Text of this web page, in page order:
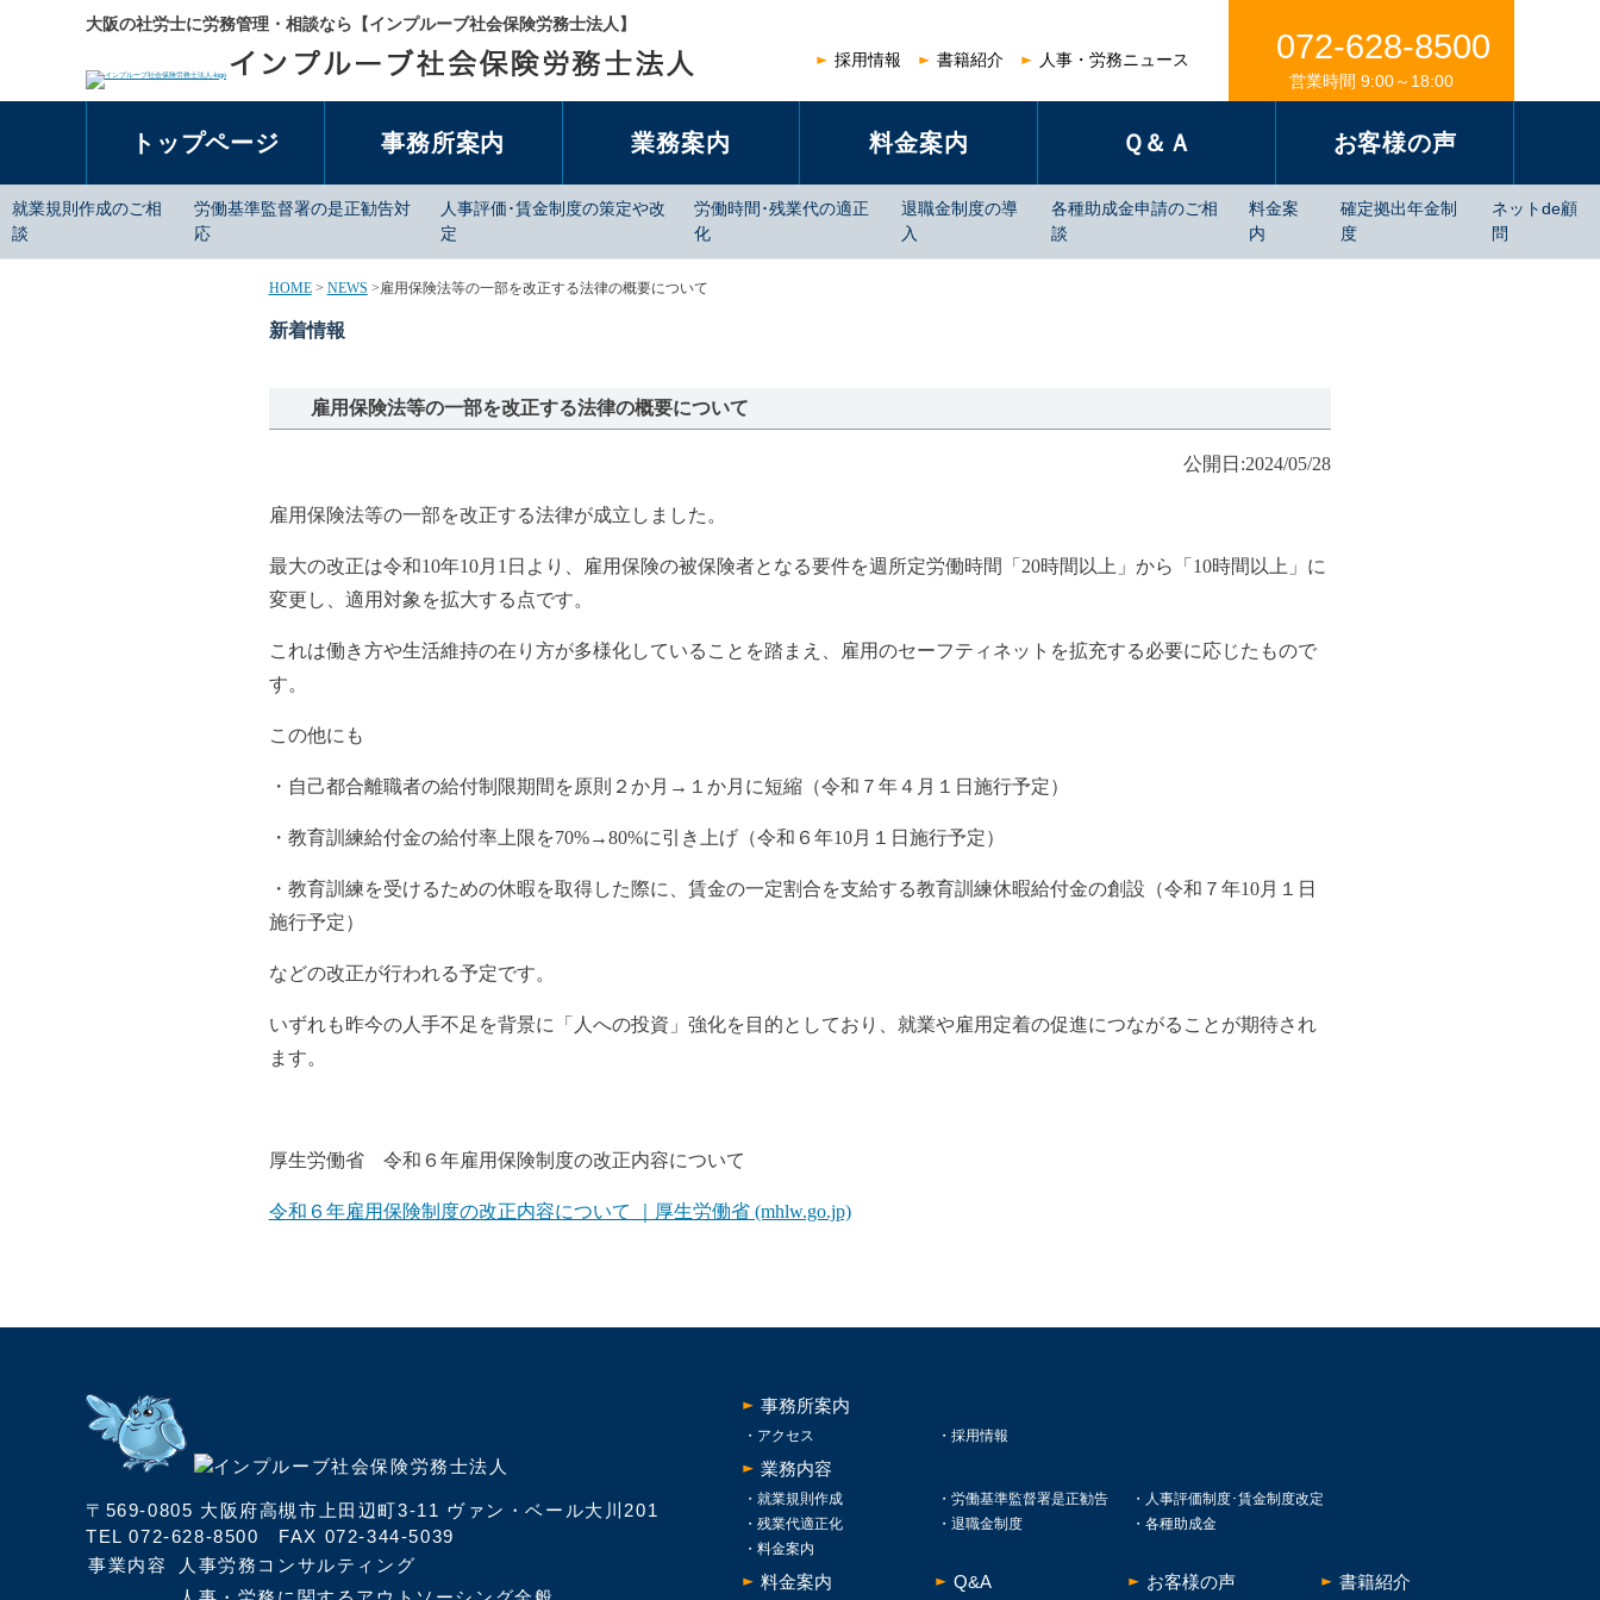
大阪の社労士に労務管理・相談なら【インプルーブ社会保険労務士法人】
採用情報
書籍紹介 人事・労務ニュース 072-628-8500
営業時間 9:00～18:00
トップページ 事務所案内 業務案内 料金案内 Ｑ＆Ａ お客様の声
就業規則作成のご相
談
労働基準監督署の是正勧告対
応
人事評価･賃金制度の策定や改
定
労働時間･残業代の適正
化
退職金制度の導
入
各種助成金申請のご相
談
料金案
内
確定拠出年金制
度
ネットde顧
問
HOME> NEWS >雇用保険法等の一部を改正する法律の概要について
新着情報
雇用保険法等の一部を改正する法律の概要について
公開日:2024/05/28
雇用保険法等の一部を改正する法律が成立しました。
最大の改正は令和10年10月1日より、雇用保険の被保険者となる要件を週所定労働時間「20時間以上」から「10時間以上」に
変更し、適用対象を拡大する点です。
これは働き方や生活維持の在り方が多様化していることを踏まえ、雇用のセーフティネットを拡充する必要に応じたもので
す。
この他にも
・自己都合離職者の給付制限期間を原則２か月→１か月に短縮（令和７年４月１日施行予定）
・教育訓練給付金の給付率上限を70%→80%に引き上げ（令和６年10月１日施行予定）
・教育訓練を受けるための休暇を取得した際に、賃金の一定割合を支給する教育訓練休暇給付金の創設（令和７年10月１日
施行予定）
などの改正が行われる予定です。
いずれも昨今の人手不足を背景に「人への投資」強化を目的としており、就業や雇用定着の促進につながることが期待され
ます。
厚生労働省 令和６年雇用保険制度の改正内容について
令和６年雇用保険制度の改正内容について ｜厚生労働省 (mhlw.go.jp)
〒569-0805 大阪府高槻市上田辺町3-11 ヴァン・ベール大川201
TEL072-628-8500 FAX 072-344-5039
事業内容
人事労務コンサルティング
事務所案内
アクセス 採用情報
業務内容
就業規則作成 労働基準監督署是正勧告
人事評価制度･賃金制度改定
残業代適正化
退職金制度
各種助成金
料金案内
料金案内 Q&A お客様の声 書籍紹介